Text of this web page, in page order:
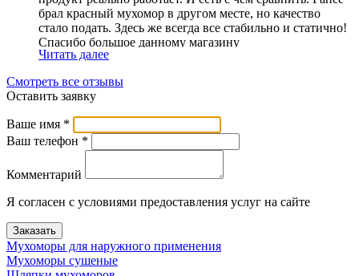
брал красный мухомор в другом месте, но качество
стало подать. Здесь же всегда все стабильно и статично!
Спасибо большое данному магазину
Читать далее
Смотреть все отзывы
Оставить заявку
Ваше имя *
Ваш телефон *
Комментарий
Я согласен с условиями предоставления услуг на сайте
Заказать
Мухоморы для наружного применения
Мухоморы сушеные